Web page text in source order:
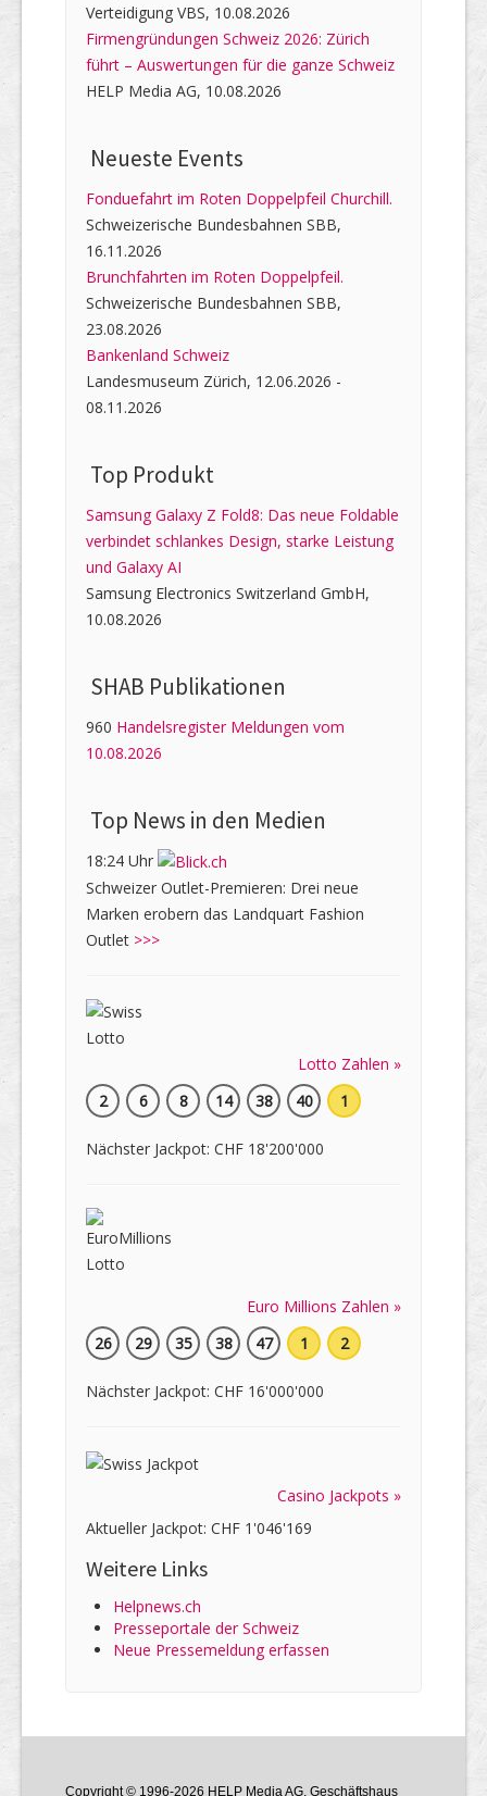
Verteidigung VBS, 10.08.2026
Firmengründungen Schweiz 2026: Zürich
führt – Auswertungen für die ganze Schweiz
HELP Media AG, 10.08.2026
Neueste Events
Fonduefahrt im Roten Doppelpfeil Churchill.
Schweizerische Bundesbahnen SBB,
16.11.2026
Brunchfahrten im Roten Doppelpfeil.
Schweizerische Bundesbahnen SBB,
23.08.2026
Bankenland Schweiz
Landesmuseum Zürich, 12.06.2026 -
08.11.2026
Top Produkt
Samsung Galaxy Z Fold8: Das neue Foldable
verbindet schlankes Design, starke Leistung
und Galaxy AI
Samsung Electronics Switzerland GmbH,
10.08.2026
SHAB Publi­kati­onen
960 Handelsregister Meldungen vom
10.08.2026
Top News in den Medien
18:24 Uhr
Schweizer Outlet-Premieren: Drei neue
Marken erobern das Landquart Fashion
Outlet >>>
Lotto Zahlen »
2
6 8 14 38 40 1
Nächster Jackpot: CHF 18'200'000
Euro Millions Zahlen »
26
29 35 38 47 1 2
Nächster Jackpot: CHF 16'000'000
Casino Jackpots »
Aktueller Jackpot: CHF 1'046'169
Weitere Links
Helpnews.ch
Presseportale der Schweiz
Neue Pressemeldung erfassen
Copyright © 1996-2026 HELP Media AG, Geschäftshaus